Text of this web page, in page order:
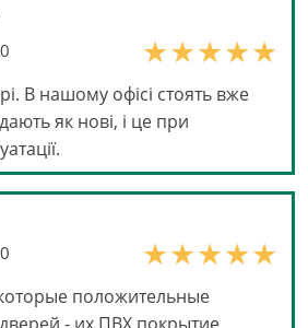
В нашому офісі стоять вже
як нові, і це при
положительные